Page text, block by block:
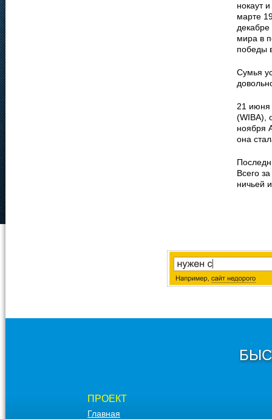
нокаут
марте
мира в
победы
Сумья
21 июня
(WIBA),
ноября
она
Всего
ничьей
ПРОЕКТ
Главная